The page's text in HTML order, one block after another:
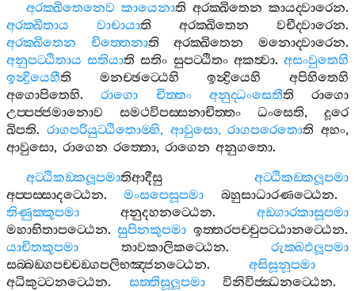
අරක‍්ඛිතෙනෙව කායෙනාති අරක‍්ඛිතෙන කායද‍්වාරෙන.
අරක‍්ඛිතාය
වාචායාති අරක‍්ඛිතෙන වචීද‍්වාරෙන.
අරක‍්ඛිතෙන
චිත‍්තෙනාති අරක‍්ඛිතෙන මනොද‍්වාරෙන.
අනුපට‍්ඨිතාය සතියාති සතිං සුපට‍්ඨිතං අකත්‍වා.අසංවුතෙහි
ඉන්‍ද්‍රියෙහීති මනච‍්ඡට‍්ඨෙහි ඉන්‍ද්‍රියෙහි
අපිහිතෙහි
අගොපිතෙහි.රාගො චිත‍්තං අනුද‍්ධංසෙතීති
රාගො
උප‍්පජ‍්ජමානොව
සමථවිපස‍්සනාචිත‍්තං ධංසෙති, දූරෙ
ඛිපති. රාගපරියුට‍්ඨිතොම‍්හි, ආවුසො,රාගපරෙතොති අහං,
ආවුසො, රාගෙන රත‍්තො, රාගෙන අනුගතො.
අට‍්ඨිකඞ‍්කලූපමාතිආදීසු
අට‍්ඨිකඞ‍්කලූපමා
අප‍්පස‍්සාදට‍්ඨෙන.මංසපෙසූපමා බහුසාධාරණට‍්ඨෙන.
තිණුක‍්කූපමා
අනුදහනට‍්ඨෙන. අඞ‍්ගාරකාසූපමා
මහාභිතාපට‍්ඨෙන.සුපිනකූපමා ඉත‍්තරපච‍්චුපට‍්ඨානට‍්ඨෙන.
යාචිතකූපමා
තාවකාලිකට‍්ඨෙන. රුක‍්ඛඵලූපමා
සබ‍්බඞ‍්ගපච‍්චඞ‍්ගපලිභඤ‍්ජනට‍්ඨෙන. අසිසූනූපමා
අධිකුට‍්ටනට‍්ඨෙන. සත‍්තිසූලූපමා විනිවිජ‍්ඣනට‍්ඨෙන.